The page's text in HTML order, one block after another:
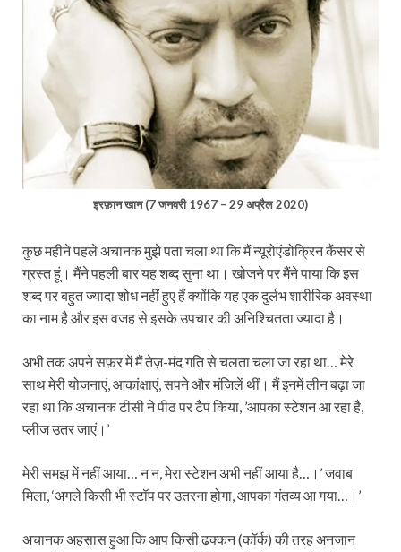
इरफ़ान खान (7 जनवरी 1967 – 29 अप्रैल 2020)
कुछ महीने पहले अचानक मुझे पता चला था कि मैं न्यूरोएंडोक्रिन कैंसर से
ग्रस्त हूं। मैंने पहली बार यह शब्द सुना था। खोजने पर मैंने पाया कि इस
शब्द पर बहुत ज्यादा शोध नहीं हुए हैं क्योंकि यह एक दुर्लभ शारीरिक अवस्था
का नाम है और इस वजह से इसके उपचार की अनिश्चितता ज्यादा है।
अभी तक अपने सफ़र में मैं तेज़-मंद गति से चलता चला जा रहा था… मेरे
साथ मेरी योजनाएं, आकांक्षाएं, सपने और मंजिलें थीं। मैं इनमें लीन बढ़ा जा
रहा था कि अचानक टीसी ने पीठ पर टैप किया, ’आपका स्टेशन आ रहा है,
प्लीज उतर जाएं।’
मेरी समझ में नहीं आया… न न, मेरा स्टेशन अभी नहीं आया है…।’ जवाब
मिला, ‘अगले किसी भी स्टॉप पर उतरना होगा, आपका गंतव्य आ गया…।’
अचानक अहसास हुआ कि आप किसी ढक्कन (कॉर्क) की तरह अनजान